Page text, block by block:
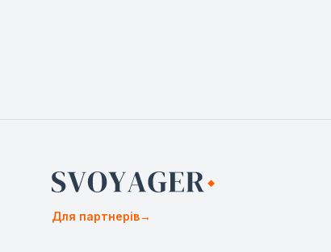
Для партнерів→